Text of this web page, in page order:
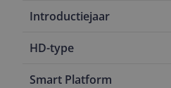
Introductiejaar
HD-type
Smart Platform